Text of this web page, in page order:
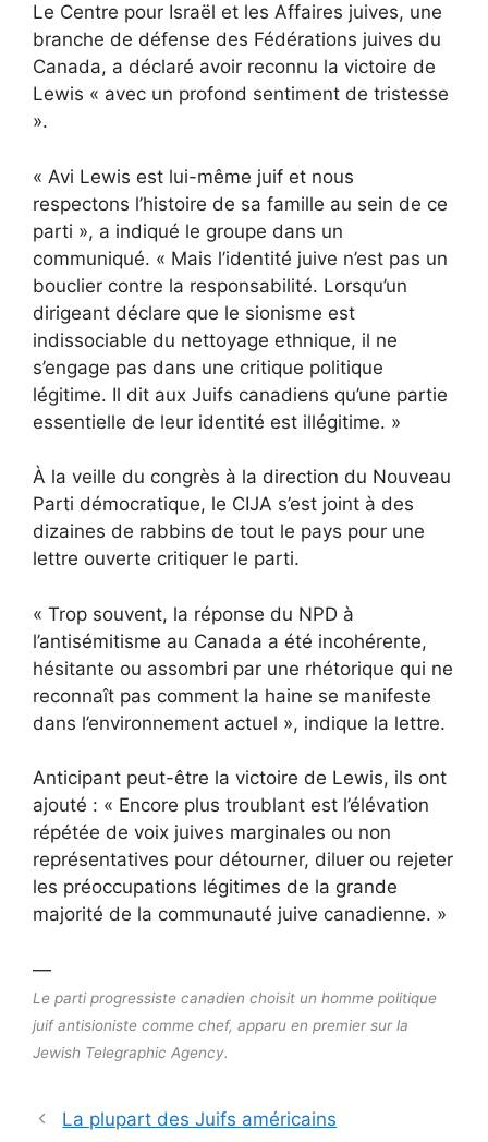
Le Centre pour Israël et les Affaires juives, une
branche de défense des Fédérations juives du
Canada, a déclaré avoir reconnu la victoire de
Lewis « avec un profond sentiment de tristesse
».
« Avi Lewis est lui-même juif et nous
respectons l’histoire de sa famille au sein de ce
parti », a indiqué le groupe dans un
communiqué. « Mais l’identité juive n’est pas un
bouclier contre la responsabilité. Lorsqu’un
dirigeant déclare que le sionisme est
indissociable du nettoyage ethnique, il ne
s’engage pas dans une critique politique
légitime. Il dit aux Juifs canadiens qu’une partie
essentielle de leur identité est illégitime. »
À la veille du congrès à la direction du Nouveau
Parti démocratique, le CIJA s’est joint à des
dizaines de rabbins de tout le pays pour une
lettre ouverte critiquer le parti.
« Trop souvent, la réponse du NPD à
l’antisémitisme au Canada a été incohérente,
hésitante ou assombri par une rhétorique qui ne
reconnaît pas comment la haine se manifeste
dans l’environnement actuel », indique la lettre.
Anticipant peut-être la victoire de Lewis, ils ont
ajouté : « Encore plus troublant est l’élévation
répétée de voix juives marginales ou non
représentatives pour détourner, diluer ou rejeter
les préoccupations légitimes de la grande
majorité de la communauté juive canadienne. »
—
Le parti progressiste canadien choisit un homme politique
juif antisioniste comme chef, apparu en premier sur la
Jewish Telegraphic Agency.
La plupart des Juifs américains